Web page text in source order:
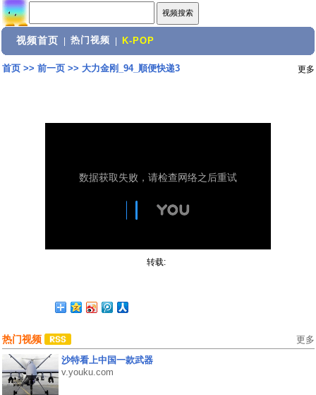
视频首页 热门视频 K-POP
首页>> 前一页>> 大力金刚_94_順便快递3 更多
转载:
热门视频 更多
沙特看上中国一款武器
v.youku.com